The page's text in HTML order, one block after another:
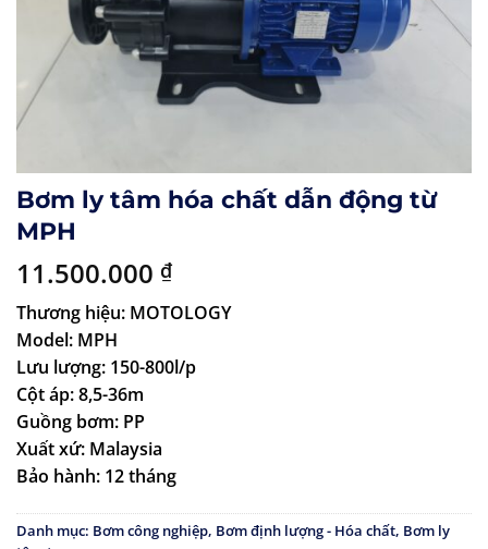
Bơm ly tâm hóa chất dẫn động từ
MPH
11.500.000 ₫
Thương hiệu: MOTOLOGY
Model: MPH
Lưu lượng: 150-800l/p
Cột áp: 8,5-36m
Guồng bơm: PP
Xuất xứ: Malaysia
Bảo hành: 12 tháng
Danh mục: Bơm công nghiệp, Bơm định lượng - Hóa chất, Bơm ly